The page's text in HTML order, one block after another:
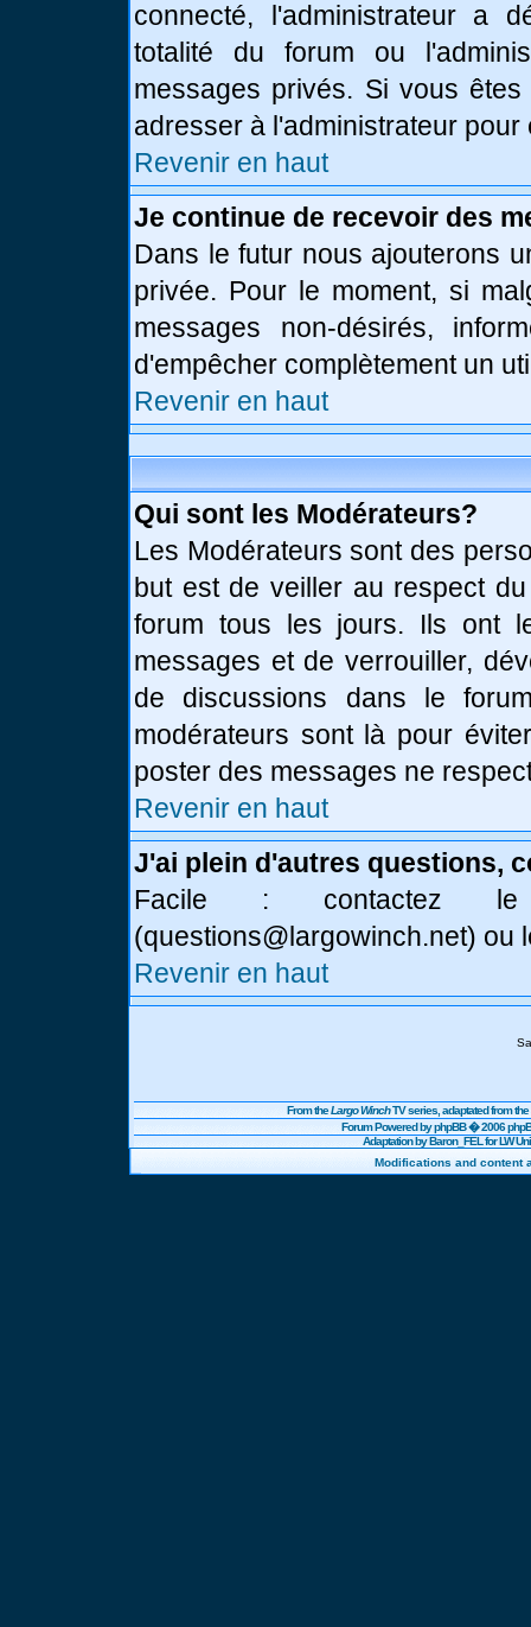
connecté, l'administrateur a
totalité du forum ou
messages privés. Si vous
adresser à l'administrateur
Revenir en haut
Je continue de recevoir des
Dans le futur nous ajouterons
privée. Pour le moment, si
messages non-désirés,
d'empêcher complètement un
Revenir en haut
Qui sont les Modérateurs?
Les Modérateurs sont des
but est de veiller au respect
forum tous les jours. Ils ont
messages et de verrouiller,
de discussions dans le
modérateurs sont là pour
poster des messages ne
Revenir en haut
J'ai plein d'autres questions,
Facile : contactez
(questions@largowinch.net) ou
Revenir en haut
From theLargo WinchTV series, adaptated from
Forum Powered byphpBB� 2006
Adaptation by Baron_FEL for LW
Modifications and content